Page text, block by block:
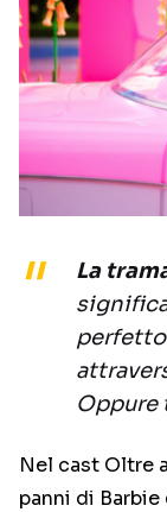
La
Oppure
Nel cast Oltre
panni di